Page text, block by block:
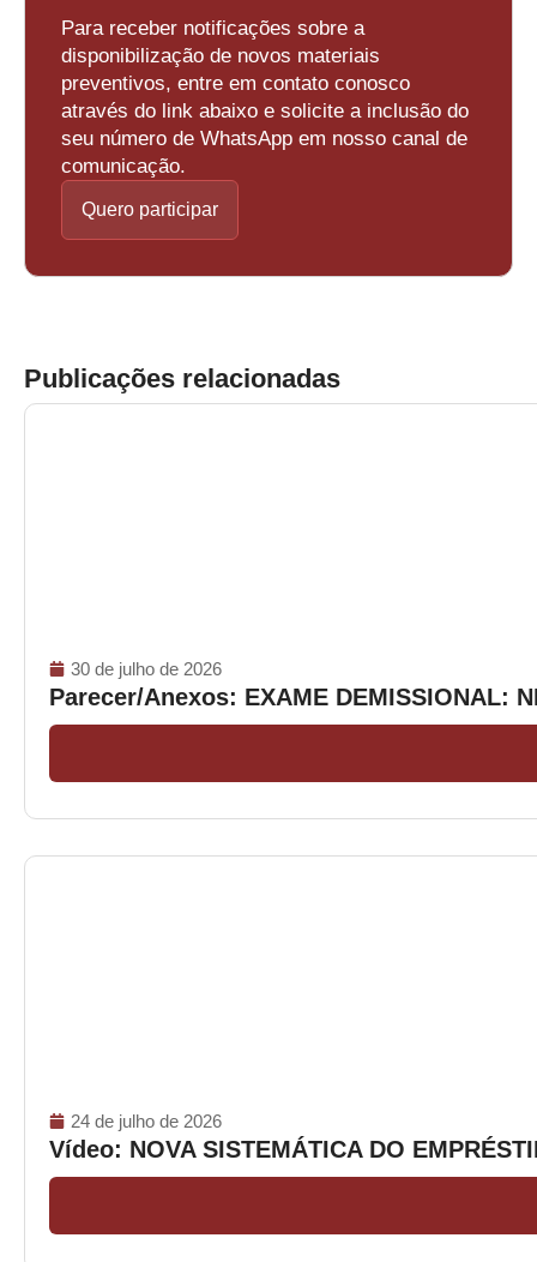
Para receber notificações sobre a
disponibilização de novos materiais
preventivos, entre em contato conosco
através do link abaixo e solicite a inclusão do
seu número de WhatsApp em nosso canal de
comunicação.
Quero participar
Publicações relacionadas
30 de julho de 2026
Parecer/Anexos: EXAME DEMISSIONAL:
24 de julho de 2026
Vídeo: NOVA SISTEMÁTICA DO